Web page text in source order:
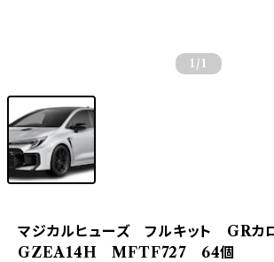
1 /1
マジカルヒューズ フルキット GR
GZEA14H MFTF727 64個